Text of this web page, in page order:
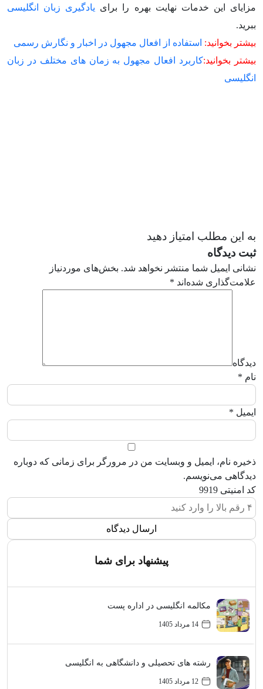
مزایای این خدمات نهایت بهره را برای یادگیری زبان انگلیسی
ببرید.
بیشتر بخوانید: استفاده از افعال مجهول در اخبار و نگارش رسمی
بیشتر بخوانید:کاربرد افعال مجهول به زمان‌ های مختلف در زبان
انگلیسی
به این مطلب امتیاز دهید
ثبت دیدگاه
نشانی ایمیل شما منتشر نخواهد شد. بخش‌های موردنیاز
علامت‌گذاری شده‌اند *
دیدگاه
نام *
ایمیل *
ذخیره نام، ایمیل و وبسایت من در مرورگر برای زمانی که دوباره
دیدگاهی می‌نویسم.
کد امنیتی 9919
پیشنهاد برای شما
مکالمه انگلیسی در اداره پست
14 مرداد 1405
رشته های تحصیلی و دانشگاهی به انگلیسی
12 مرداد 1405